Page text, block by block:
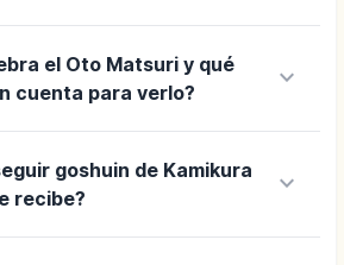
el Oto Matsuri y qué
cuenta para verlo?
keyboard_arrow_down
goshuin de Kamikura
recibe?
keyboard_arrow_down